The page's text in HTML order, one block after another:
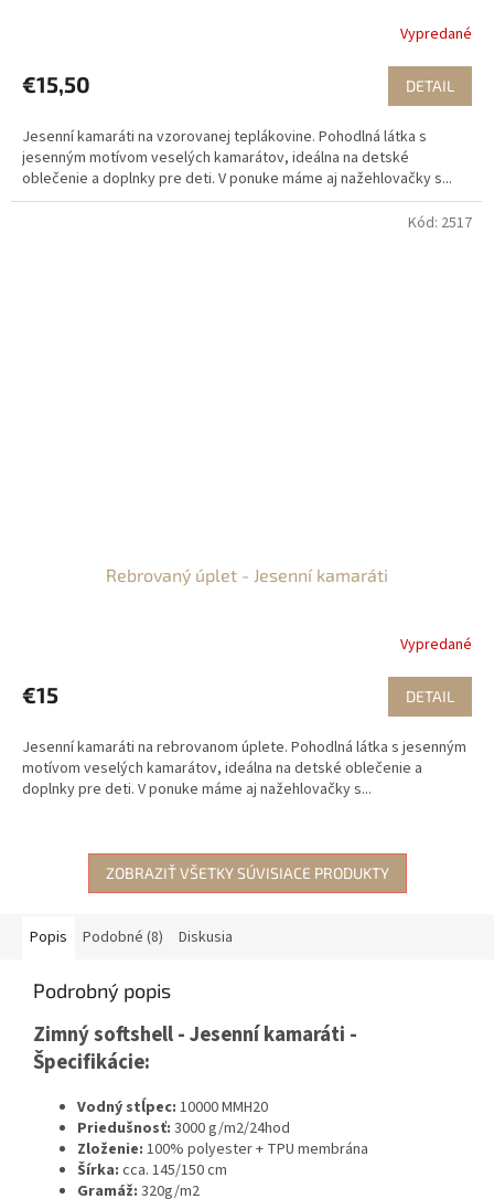
Vypredané
€15,50 DETAIL
Jesenní kamaráti na vzorovanej teplákovine. Pohodlná látka s
jesenným motívom veselých kamarátov, ideálna na detské
oblečenie a doplnky pre deti. V ponuke máme aj nažehlovačky s...
Rebrovaný úplet - Jesenní kamaráti
Vypredané
€15 DETAIL
Jesenní kamaráti na rebrovanom úplete. Pohodlná látka s jesenným
motívom veselých kamarátov, ideálna na detské oblečenie a
doplnky pre deti. V ponuke máme aj nažehlovačky s...
Kód: 2517
ZOBRAZIŤ VŠETKY SÚVISIACE PRODUKTY
Popis Podobné (8) Diskusia
Podrobný popis
Zimný softshell - Jesenní kamaráti -
Špecifikácie:
Vodný stĺpec: 10000 MMH20
Priedušnosť: 3000 g/m2/24hod
Zloženie: 100% polyester + TPU membrána
Šírka: cca. 145/150 cm
Gramáž: 320g/m2